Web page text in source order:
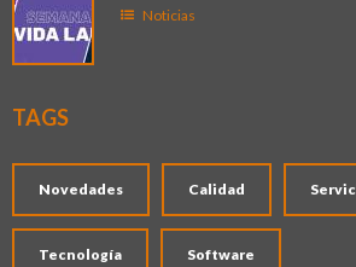
Noticias
TAGS
Novedades Calidad
Tecnología Software